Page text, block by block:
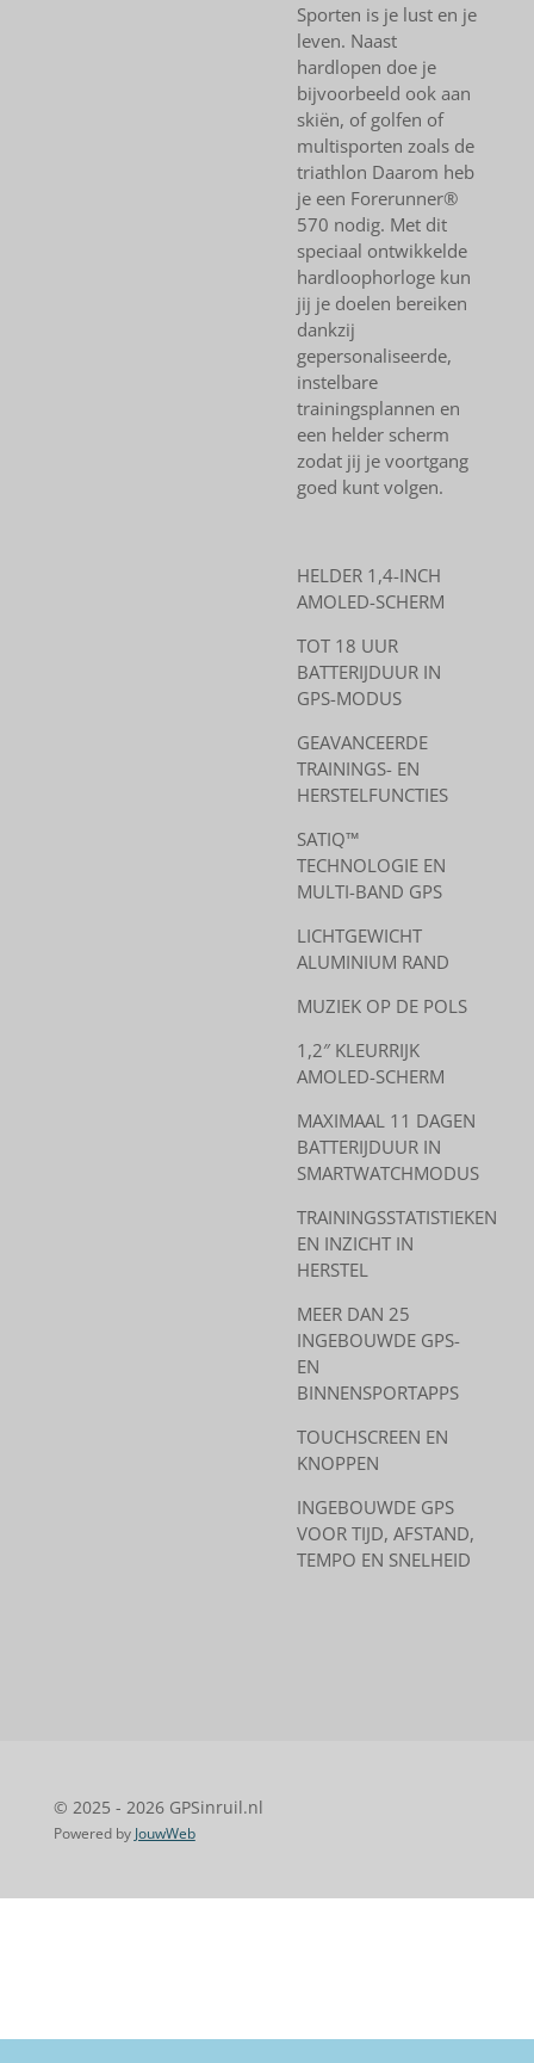
Sporten is je lust en je
leven. Naast
hardlopen doe je
bijvoorbeeld ook aan
skiën, of golfen of
multisporten zoals de
triathlon Daarom heb
je een Forerunner®
570 nodig. Met dit
speciaal ontwikkelde
hardloophorloge kun
jij je doelen bereiken
dankzij
gepersonaliseerde,
instelbare
trainingsplannen en
een helder scherm
zodat jij je voortgang
goed kunt volgen.
HELDER 1,4-INCH
AMOLED-SCHERM
TOT 18 UUR
BATTERIJDUUR IN
GPS-MODUS
GEAVANCEERDE
TRAININGS- EN
HERSTELFUNCTIES
SATIQ™
TECHNOLOGIE EN
MULTI-BAND GPS
LICHTGEWICHT
ALUMINIUM RAND
MUZIEK OP DE POLS
1,2″ KLEURRIJK
AMOLED-SCHERM
MAXIMAAL 11 DAGEN
BATTERIJDUUR IN
SMARTWATCHMODUS
TRAININGSSTATISTIEKEN
EN INZICHT IN
HERSTEL
MEER DAN 25
INGEBOUWDE GPS-
EN
BINNENSPORTAPPS
TOUCHSCREEN EN
KNOPPEN
INGEBOUWDE GPS
VOOR TIJD, AFSTAND,
TEMPO EN SNELHEID
© 2025 - 2026 GPSinruil.nl
Powered by JouwWeb